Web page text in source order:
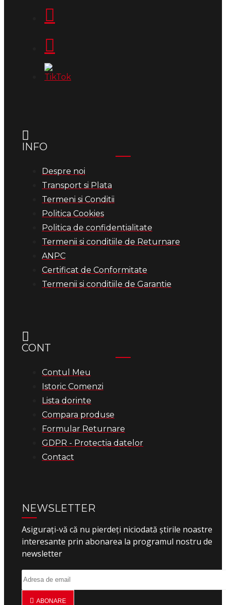
INFO
Despre noi
Transport si Plata
Termeni si Conditii
Politica Cookies
Politica de confidentialitate
Termenii si conditiile de Returnare
ANPC
Certificat de Conformitate
Termenii si conditiile de Garantie
CONT
Contul Meu
Istoric Comenzi
Lista dorinte
Compara produse
Formular Returnare
GDPR - Protectia datelor
Contact
NEWSLETTER
Asigurați-vă că nu pierdeți niciodată știrile noastre
interesante prin abonarea la programul nostru de
newsletter
ABONARE